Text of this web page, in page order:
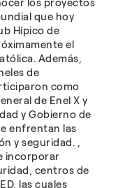
los proyectos
que hoy
Hípico de
el
Además,
de
como
de Enel X y
y Gobierno de
enfrentan las
y seguridad. ,
incorporar
centros de
las cuales